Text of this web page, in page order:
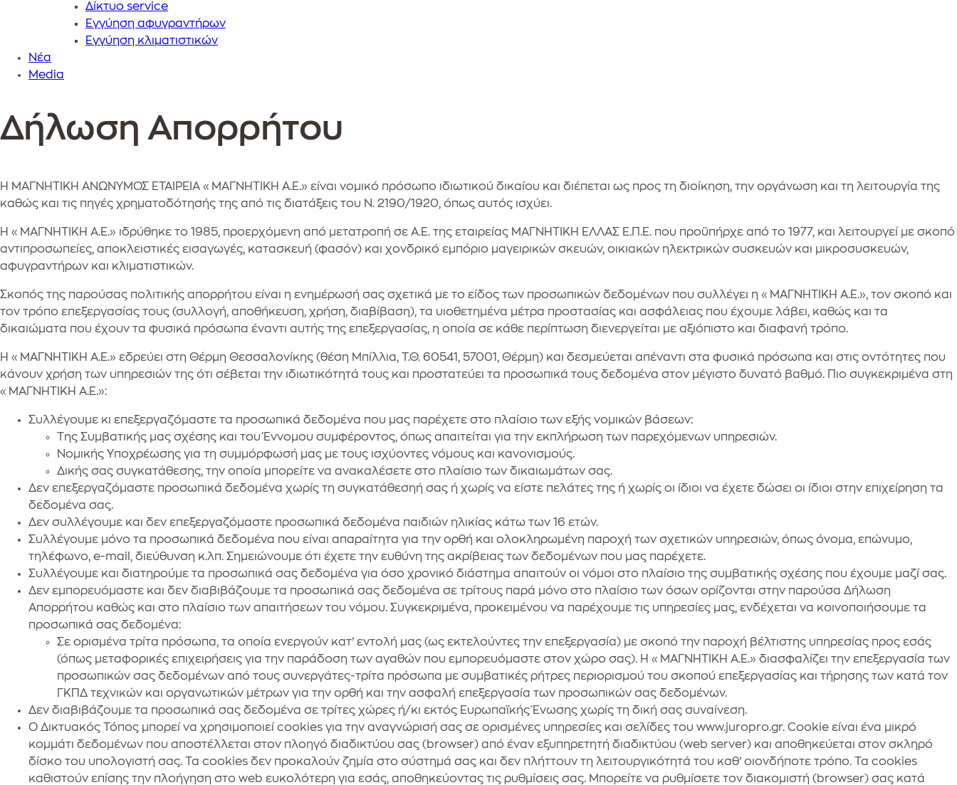
Δίκτυο service
Εγγύηση αφυγραντήρων
Εγγύηση κλιματιστικών
Nέα
Media
Back
to
Heading
Δήλωση Απορρήτου
Η ΜΑΓΝΗΤΙΚΗ ΑΝΩΝΥΜΟΣ ΕΤΑΙΡΕΙΑ «ΜΑΓΝΗΤΙΚΗ Α.Ε.» είναι νομικό πρόσωπο ιδιωτικού δικαίου και διέπεται ως προς τη διοίκηση, την οργάνωση και τη λειτουργία της
καθώς και τις πηγές χρηματοδότησής της από τις διατάξεις του Ν. 2190/1920, όπως αυτός ισχύει.
Η «ΜΑΓΝΗΤΙΚΗ Α.Ε.» ιδρύθηκε το 1985, προερχόμενη από μετατροπή σε Α.Ε. της εταιρείας ΜΑΓΝΗΤΙΚΗ ΕΛΛΑΣ Ε.Π.Ε. που προϋπήρχε από το 1977, και λειτουργεί με σκοπό
αντιπροσωπείες, αποκλειστικές εισαγωγές, κατασκευή (φασόν) και χονδρικό εμπόριο μαγειρικών σκευών, οικιακών ηλεκτρικών συσκευών και μικροσυσκευών,
αφυγραντήρων και κλιματιστικών.
Σκοπός της παρούσας πολιτικής απορρήτου είναι η ενημέρωσή σας σχετικά με το είδος των προσωπικών δεδομένων που συλλέγει η «ΜΑΓΝΗΤΙΚΗ Α.Ε.», τον σκοπό και
τον τρόπο επεξεργασίας τους (συλλογή, αποθήκευση, χρήση, διαβίβαση), τα υιοθετημένα μέτρα προστασίας και ασφάλειας που έχουμε λάβει, καθώς και τα
δικαιώματα που έχουν τα φυσικά πρόσωπα έναντι αυτής της επεξεργασίας, η οποία σε κάθε περίπτωση διενεργείται με αξιόπιστο και διαφανή τρόπο.
Η «ΜΑΓΝΗΤΙΚΗ Α.Ε.» εδρεύει στη Θέρμη Θεσσαλονίκης (θέση Μπίλλια, Τ.Θ. 60541, 57001, Θέρμη) και δεσμεύεται απέναντι στα φυσικά πρόσωπα και στις οντότητες που
κάνουν χρήση των υπηρεσιών της ότι σέβεται την ιδιωτικότητά τους και προστατεύει τα προσωπικά τους δεδομένα στον μέγιστο δυνατό βαθμό. Πιο συγκεκριμένα στη
«ΜΑΓΝΗΤΙΚΗ Α.Ε.»:
Συλλέγουμε κι επεξεργαζόμαστε τα προσωπικά δεδομένα που μας παρέχετε στο πλαίσιο των εξής νομικών βάσεων:
Της Συμβατικής μας σχέσης και του Έννομου συμφέροντος, όπως απαιτείται για την εκπλήρωση των παρεχόμενων υπηρεσιών.
Νομικής Υποχρέωσης για τη συμμόρφωσή μας με τους ισχύοντες νόμους και κανονισμούς.
Δικής σας συγκατάθεσης, την οποία μπορείτε να ανακαλέσετε στο πλαίσιο των δικαιωμάτων σας.
Δεν επεξεργαζόμαστε προσωπικά δεδομένα χωρίς τη συγκατάθεσηή σας ή χωρίς να είστε πελάτες της ή χωρίς οι ίδιοι να έχετε δώσει οι ίδιοι στην επιχείρηση τα
δεδομένα σας.
Δεν συλλέγουμε και δεν επεξεργαζόμαστε προσωπικά δεδομένα παιδιών ηλικίας κάτω των 16 ετών.
Συλλέγουμε μόνο τα προσωπικά δεδομένα που είναι απαραίτητα για την ορθή και ολοκληρωμένη παροχή των σχετικών υπηρεσιών, όπως όνομα, επώνυμο,
τηλέφωνο, e-mail, διεύθυνση κ.λπ. Σημειώνουμε ότι έχετε την ευθύνη της ακρίβειας των δεδομένων που μας παρέχετε.
Συλλέγουμε και διατηρούμε τα προσωπικά σας δεδομένα για όσο χρονικό διάστημα απαιτούν οι νόμοι στο πλαίσιο της συμβατικής σχέσης που έχουμε μαζί σας.
Δεν εμπορευόμαστε και δεν διαβιβάζουμε τα προσωπικά σας δεδομένα σε τρίτους παρά μόνο στο πλαίσιο των όσων ορίζονται στην παρούσα Δήλωση
Απορρήτου καθώς και στο πλαίσιο των απαιτήσεων του νόμου. Συγκεκριμένα, προκειμένου να παρέχουμε τις υπηρεσίες μας, ενδέχεται να κοινοποιήσουμε τα
προσωπικά σας δεδομένα:
Σε ορισμένα τρίτα πρόσωπα, τα οποία ενεργούν κατ’ εντολή μας (ως εκτελούντες την επεξεργασία) με σκοπό την παροχή βέλτιστης υπηρεσίας προς εσάς
(όπως μεταφορικές επιχειρήσεις για την παράδοση των αγαθών που εμπορευόμαστε στον χώρο σας). Η «ΜΑΓΝΗΤΙΚΗ Α.Ε.» διασφαλίζει την επεξεργασία των
προσωπικών σας δεδομένων από τους συνεργάτες-τρίτα πρόσωπα με συμβατικές ρήτρες περιορισμού του σκοπού επεξεργασίας και τήρησης των κατά τον
ΓΚΠΔ τεχνικών και οργανωτικών μέτρων για την ορθή και την ασφαλή επεξεργασία των προσωπικών σας δεδομένων.
Δεν διαβιβάζουμε τα προσωπικά σας δεδομένα σε τρίτες χώρες ή/κι εκτός Ευρωπαϊκής Ένωσης χωρίς τη δική σας συναίνεση.
Ο Δικτυακός Τόπος μπορεί να χρησιμοποιεί cookies για την αναγνώρισή σας σε ορισμένες υπηρεσίες και σελίδες του www.juropro.gr. Cookie είναι ένα μικρό
κομμάτι δεδομένων που αποστέλλεται στον πλοηγό διαδικτύου σας (browser) από έναν εξυπηρετητή διαδικτύου (web server) και αποθηκεύεται στον σκληρό
δίσκο του υπολογιστή σας. Τα cookies δεν προκαλούν ζημία στο σύστημά σας και δεν πλήττουν τη λειτουργικότητά του καθ’ οιονδήποτε τρόπο. Τα cookies
καθιστούν επίσης την πλοήγηση στο web ευκολότερη για εσάς, αποθηκεύοντας τις ρυθμίσεις σας. Μπορείτε να ρυθμίσετε τον διακομιστή (browser) σας κατά